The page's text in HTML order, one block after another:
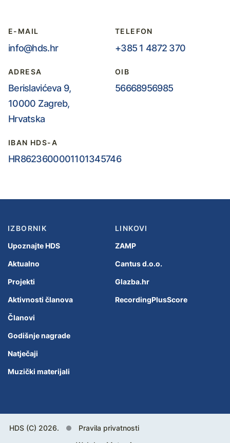
E-MAIL
info@hds.hr
TELEFON
+385 1 4872 370
ADRESA
Berislavićeva 9,
10000 Zagreb,
Hrvatska
OIB
56668956985
IBAN HDS-A
HR8623600001101345746
IZBORNIK
Upoznajte HDS
Aktualno
Projekti
Aktivnosti članova
Članovi
Godišnje nagrade
Natječaji
Muzički materijali
LINKOVI
ZAMP
Cantus d.o.o.
Glazba.hr
RecordingPlusScore
HDS (C) 2026.
Pravila privatnosti